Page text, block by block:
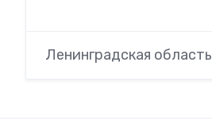
Ленинградская область